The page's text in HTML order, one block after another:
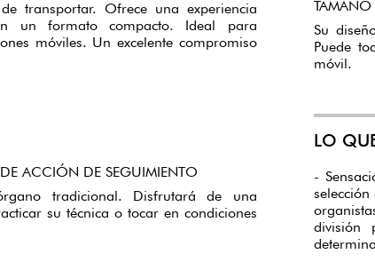
transportar. Ofrece una experiencia
formato compacto. Ideal para
móviles. Un excelente compromiso
ACCIÓN DE SEGUIMIENTO
tradicional. Disfrutará de una
su técnica o tocar en condiciones
Su
Puede
móvil.
LO
-
división